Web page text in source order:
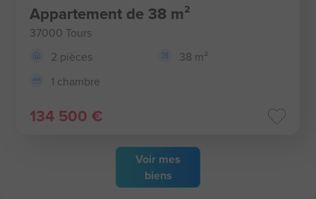
Voir mes
biens
Appartement de 38 m²
37000 Tours
2 pièces
38 m²
1 chambre
134 500 €